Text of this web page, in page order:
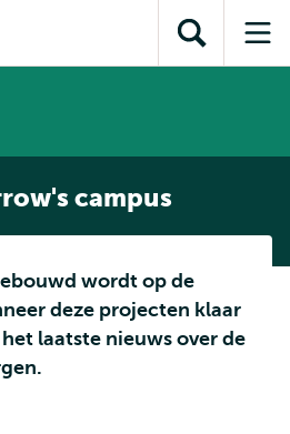
inhoud
Direct naar
subnavigatieToon
zoekveld
campus
wordt op de
deze projecten klaar
laatste nieuws over de